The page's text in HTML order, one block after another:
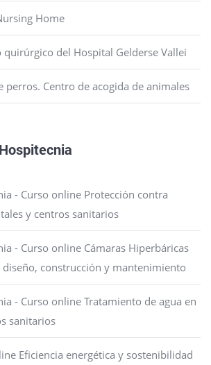
Home
quirúrgico del Hospital Gelderse Vallei
perros. Centro de acogida de animales
- Curso online Protección contra
y centros sanitarios
- Curso online Cámaras Hiperbáricas
construcción y mantenimiento
- Curso online Tratamiento de agua en
sanitarios
Eficiencia energética y sostenibilidad